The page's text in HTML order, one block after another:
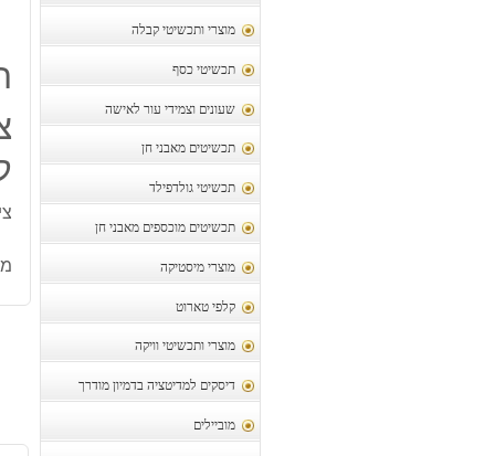
מוצרי ותכשיטי קבלה
תכשיטי כסף
שעונים וצמידי עור לאישה
תכשיטים מאבני חן
תכשיטי גולדפילד
תכשיטים מוכספים מאבני חן
מוצרי מיסטיקה
קלפי טארוט
מוצרי ותכשיטי וויקה
דיסקים למדיטציה בדמיון מודרך
מוביילים